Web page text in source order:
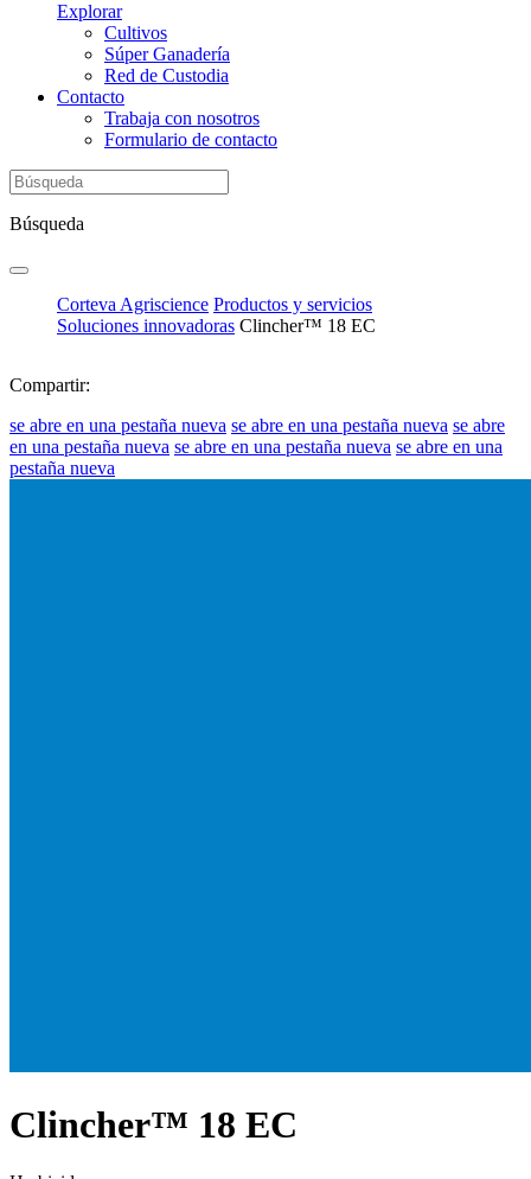
Explorar
Cultivos
Súper Ganadería
Red de Custodia
Contacto
Trabaja con nosotros
Formulario de contacto
Búsqueda
Corteva Agriscience Productos y servicios
Soluciones innovadoras Clincher™ 18 EC
Compartir:
se abre en una pestaña nueva se abre en una pestaña nueva se abre
en una pestaña nueva se abre en una pestaña nueva se abre en una
pestaña nueva
Clincher™ 18 EC